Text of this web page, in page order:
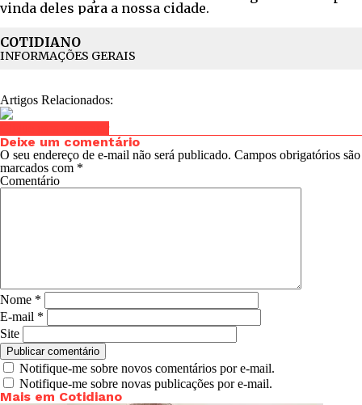
vinda deles para a nossa cidade.
COTIDIANO
INFORMAÇÕES GERAIS
Artigos Relacionados:
Deixe um comentário
O seu endereço de e-mail não será publicado. Campos obrigatórios são
marcados com *
Comentário
Nome *
E-mail *
Site
Notifique-me sobre novos comentários por e-mail.
Notifique-me sobre novas publicações por e-mail.
Mais em Cotidiano